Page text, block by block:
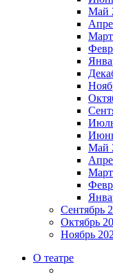
Май
Май
Сентябрь
Октябрь
Ноябрь
О театре